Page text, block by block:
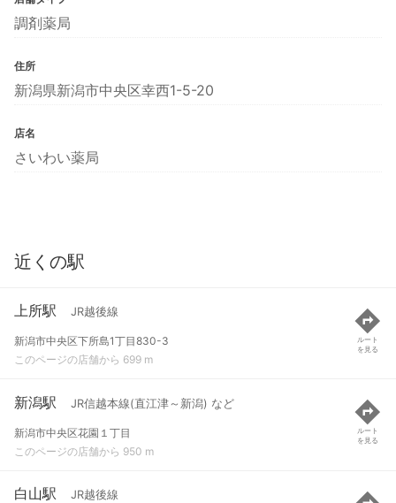
調剤薬局
住所
新潟県新潟市中央区幸西1-5-20
店名
さいわい薬局
近くの駅
上所駅 JR越後線
新潟市中央区下所島1丁目830-3
このページの店舗から 699 m
ルート
を見る
新潟駅 JR信越本線(直江津～新潟) など
新潟市中央区花園１丁目
このページの店舗から 950 m
ルート
を見る
白山駅 JR越後線